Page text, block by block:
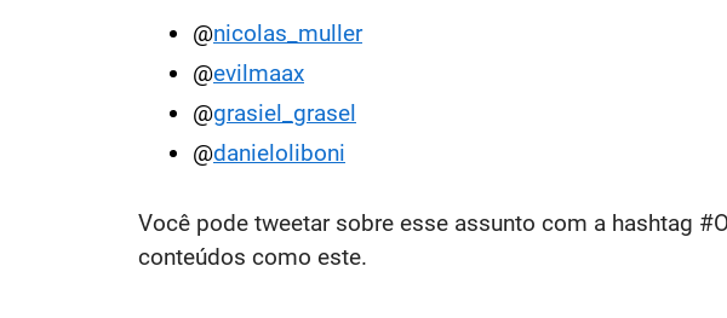
@nicolas_muller
@evilmaax
@grasiel_grasel
@danieloliboni
Você pode tweetar sobre esse assunto com a hashtag
conteúdos como este.